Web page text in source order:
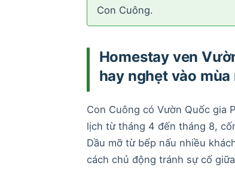
Con Cuông.
Homestay ven
hay nghẹt vào mùa
Con Cuông có Vườn Quốc gia
lịch từ tháng 4 đến tháng 8,
Dầu mỡ từ bếp nấu nhiều
cách chủ động tránh sự cố